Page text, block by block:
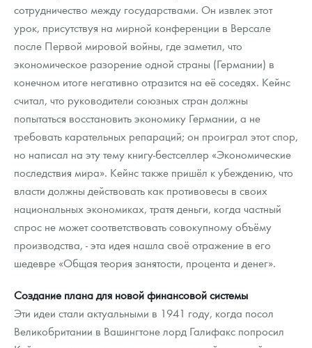
сотрудничество между государствами. Он извлек этот
урок, присутствуя на мирной конференции в Версале
после Первой мировой войны, где заметил, что
экономическое разорение одной страны (Германии) в
конечном итоге негативно отразится на её соседях. Кейнс
считал, что руководители союзных стран должны
попытаться восстановить экономику Германии, а не
требовать карательных репараций; он проиграл этот спор,
но написал на эту тему книгу-бестселлер «Экономические
последствия мира». Кейнс также пришёл к убеждению, что
власти должны действовать как противовесы в своих
национальных экономиках, тратя деньги, когда частный
спрос не может соответствовать совокупному объёму
производства, - эта идея нашла своё отражение в его
шедевре «Общая теория занятости, процента и денег».
Создание плана для новой финансовой системы
Эти идеи стали актуальными в 1941 году, когда посол
Великобритании в Вашингтоне лорд Галифакс попросил